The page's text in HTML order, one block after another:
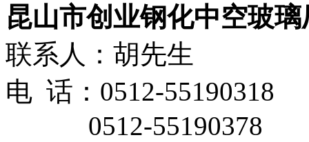
昆山市创业钢化中空玻璃
联系人：胡先生
电 话：0512-55190318
0512-55190378